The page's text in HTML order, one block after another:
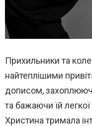
Прихильники та
найтеплішими
дописом,
та бажаючи їй
Христина тримала